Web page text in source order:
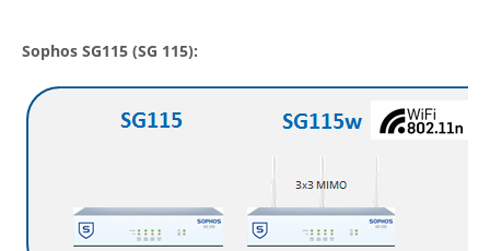
Sophos SG115 (SG 115):